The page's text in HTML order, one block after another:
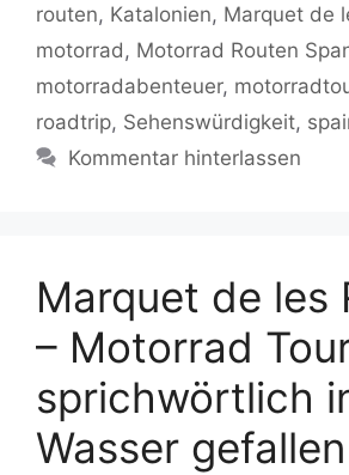
routen, Katalonien, Marquet de
motorrad, Motorrad Routen
motorradabenteuer,
roadtrip, Sehenswürdigkeit,
Kommentar hinterlassen
Marquet de les
– Motorrad
sprichwörtlich
Wasser gefallen